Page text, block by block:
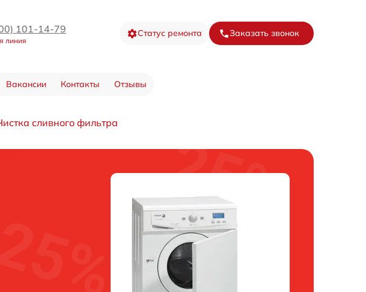
101-14-79
линия
Статус ремонта Заказать звонок
Вакансии Контакты Отзывы
сливного фильтра